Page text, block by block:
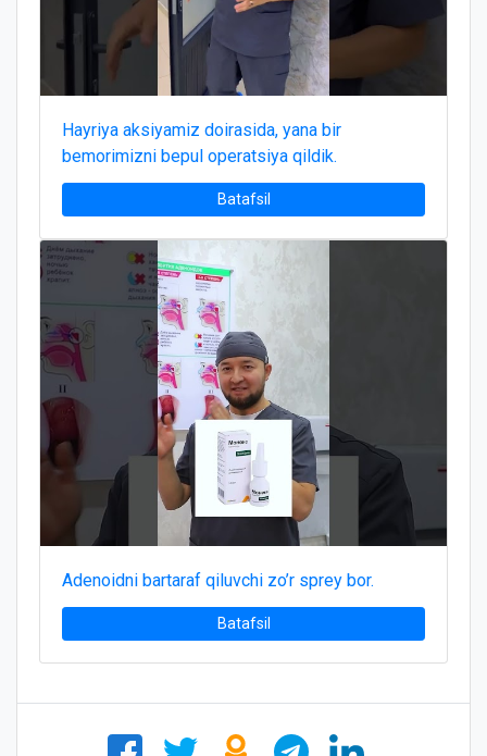
Hayriya aksiyamiz doirasida, yana bir
bemorimizni bepul operatsiya qildik.
Batafsil
Adenoidni bartaraf qiluvchi zo’r sprey bor.
Batafsil